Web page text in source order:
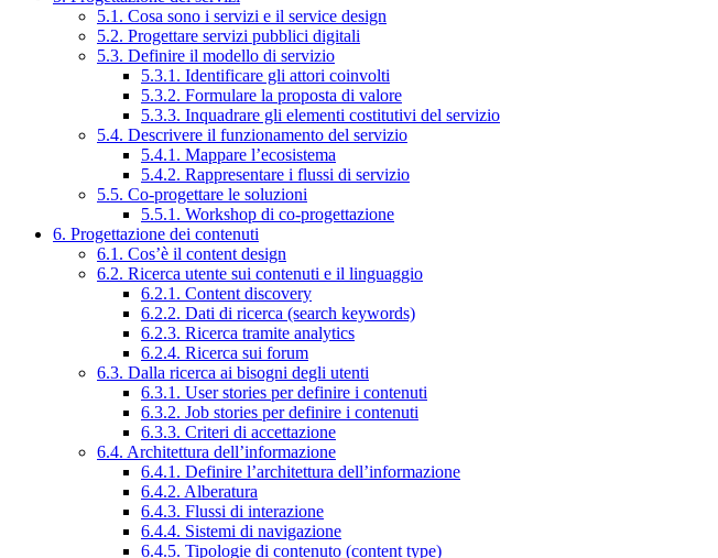
5.1. Cosa sono i servizi e il service design
5.2. Progettare servizi pubblici digitali
5.3. Definire il modello di servizio
5.3.1. Identificare gli attori coinvolti
5.3.2. Formulare la proposta di valore
5.3.3. Inquadrare gli elementi costitutivi del servizio
5.4. Descrivere il funzionamento del servizio
5.4.1. Mappare l’ecosistema
5.4.2. Rappresentare i flussi di servizio
5.5. Co-progettare le soluzioni
5.5.1. Workshop di co-progettazione
6. Progettazione dei contenuti
6.1. Cos’è il content design
6.2. Ricerca utente sui contenuti e il linguaggio
6.2.1. Content discovery
6.2.2. Dati di ricerca (search keywords)
6.2.3. Ricerca tramite analytics
6.2.4. Ricerca sui forum
6.3. Dalla ricerca ai bisogni degli utenti
6.3.1. User stories per definire i contenuti
6.3.2. Job stories per definire i contenuti
6.3.3. Criteri di accettazione
6.4. Architettura dell’informazione
6.4.1. Definire l’architettura dell’informazione
6.4.2. Alberatura
6.4.3. Flussi di interazione
6.4.4. Sistemi di navigazione
6.4.5. Tipologie di contenuto (content type)